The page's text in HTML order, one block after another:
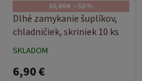
13,80 € –50 %
Dlhé zamykanie šuplíkov,
chladničiek, skriniek 10 ks
SKLADOM
6,90 €